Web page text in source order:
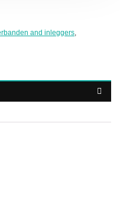
and inleggers,